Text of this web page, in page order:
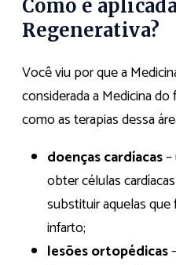
Como é
Regenerativa?
Você viu por que a
considerada a Medicina
como as terapias dessa
doenças cardíacas
obter células
substituir aquelas
infarto;
lesões ortopédicas